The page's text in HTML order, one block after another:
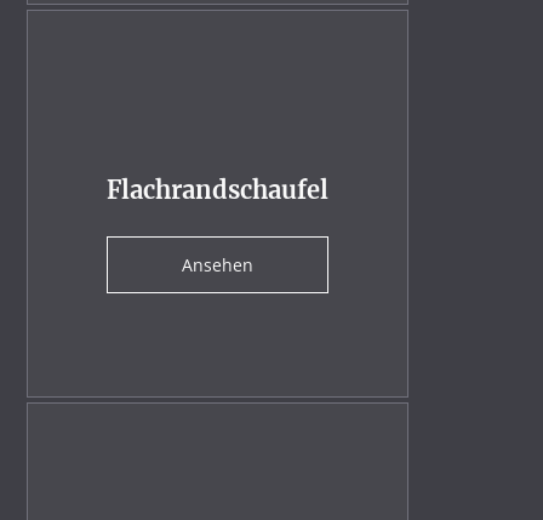
Flachrandschaufel
Ansehen